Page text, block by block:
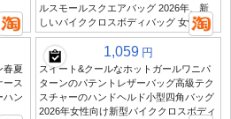
ルスモールスクエアバッグ 2026年、新
しいバイククロスボディバッグ 女性用
春夏
ース
ハン
1,059 円
スイート&クールなホットガールワニパ
ターンのパテントレザーバッグ高級テク
スチャーのハンドヘルド小型四角バッグ
2026年女性向け新型バイククロスボディ